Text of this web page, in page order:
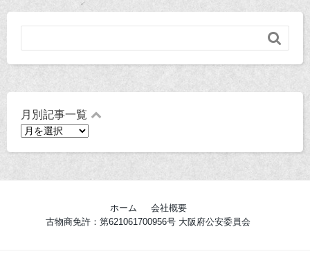

月別記事一覧
月
ホーム
会社概要
古物商免許：第621061700956号 大阪府公安委員会